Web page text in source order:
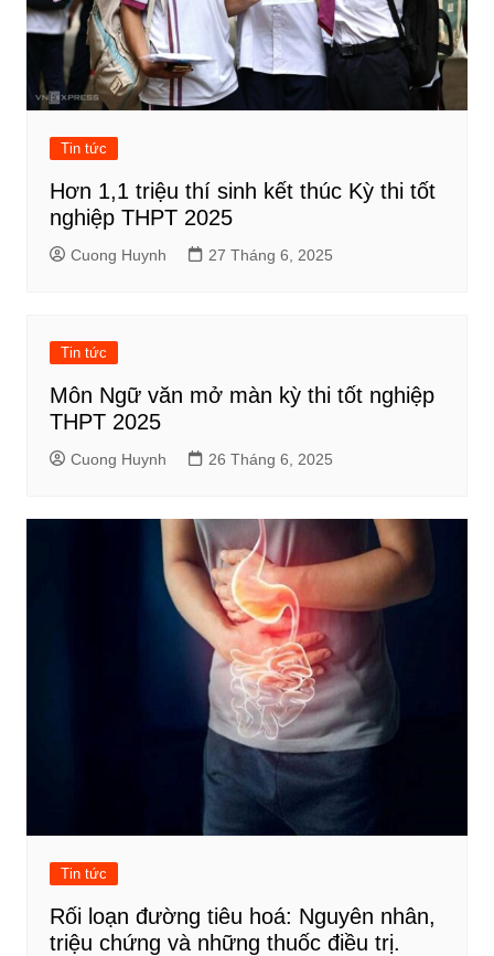
Tin tức
Hơn 1,1 triệu thí sinh kết thúc Kỳ thi tốt
nghiệp THPT 2025
Cuong Huynh 27 Tháng 6, 2025
Tin tức
Môn Ngữ văn mở màn kỳ thi tốt nghiệp
THPT 2025
Cuong Huynh 26 Tháng 6, 2025
Tin tức
Rối loạn đường tiêu hoá: Nguyên nhân,
triệu chứng và những thuốc điều trị.